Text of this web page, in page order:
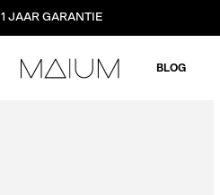
1 JAAR GARANTIE
BLOG